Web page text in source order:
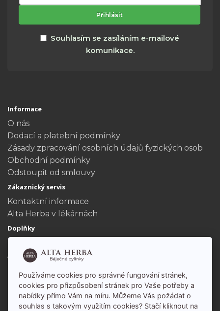
mailová
adresa
Přihlásit
Souhlasím se zasíláním e-mailové
komunikace.
Informace
O nás
Dodací a platební podmínky
Zásady zpracování osobních údajů fyzických osob
Obchodní podmínky
Odstoupit od smlouvy
Zákaznický servis
Kontaktní informace
Alta Herba v lékárnách
Doplňky
Dárkové poukazy
Akční nabídka
Můj účet
Historie objednávek
Používáme cookies pro správné fungování stránek,
cookies pro přizpůsobení stránek pro Vaše potřeby a
nabídky přímo Vám na míru. Můžeme Vás požádat o
souhlas s takovým využitím cookies? Stačí kliknout na